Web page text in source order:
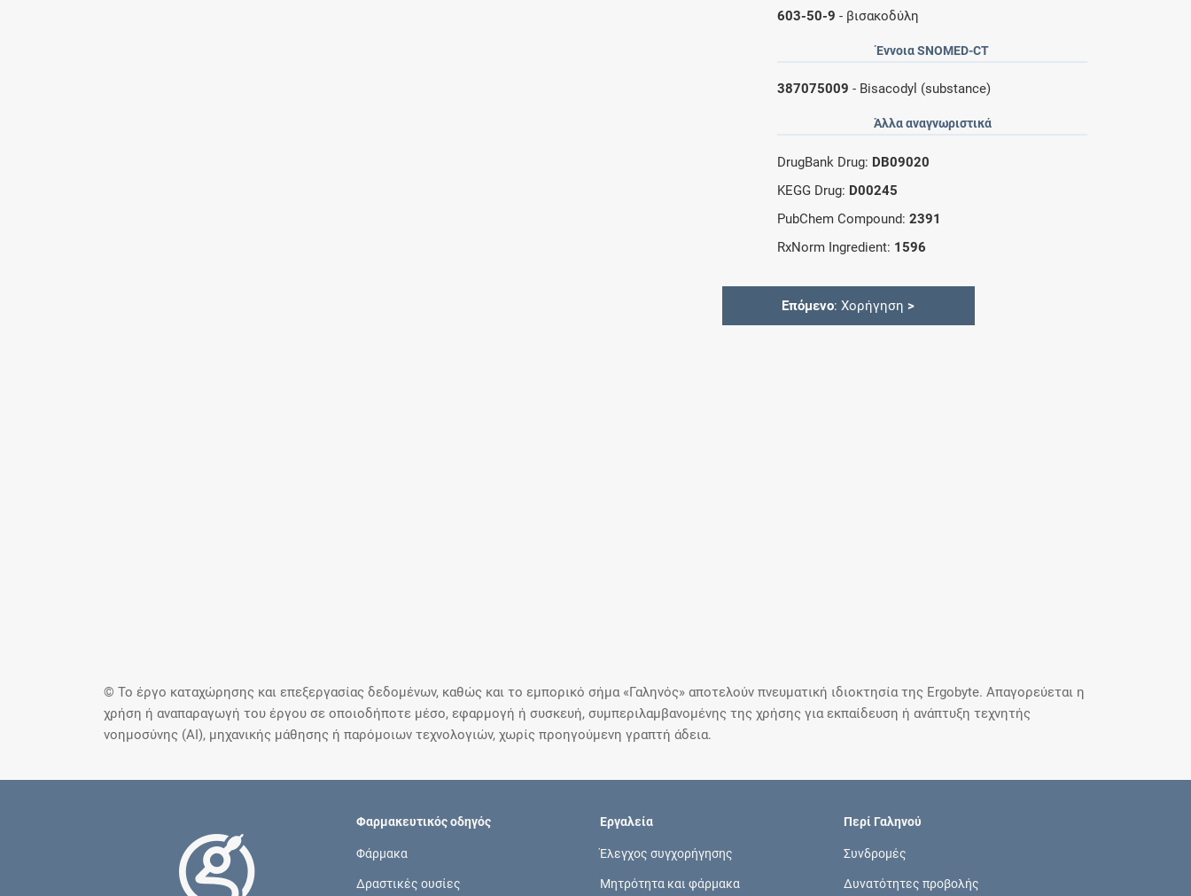
603-50-9 - βισακοδύλη
Έννοια SNOMED-CT
387075009 - Bisacodyl (substance)
Άλλα αναγνωριστικά
DrugBank Drug: DB09020
KEGG Drug: D00245
PubChem Compound:2391
RxNorm Ingredient: 1596
Επόμενο: Χορήγηση >
© Το έργο καταχώρησης και επεξεργασίας δεδομένων, καθώς και το εμπορικό σήμα «Γαληνός» αποτελούν πνευματική ιδιοκτησία της Ergobyte. Απαγορεύεται η
χρήση ή αναπαραγωγή του έργου σε οποιοδήποτε μέσο, εφαρμογή ή συσκευή, συμπεριλαμβανομένης της χρήσης για εκπαίδευση ή ανάπτυξη τεχνητής
νοημοσύνης (AI), μηχανικής μάθησης ή παρόμοιων τεχνολογιών, χωρίς προηγούμενη γραπτή άδεια.
Φαρμακευτικός οδηγός
Φάρμακα
Δραστικές ουσίες
Εργαλεία
Έλεγχος συγχορήγησης
Μητρότητα και φάρμακα
Περί Γαληνού
Συνδρομές
Δυνατότητες προβολής